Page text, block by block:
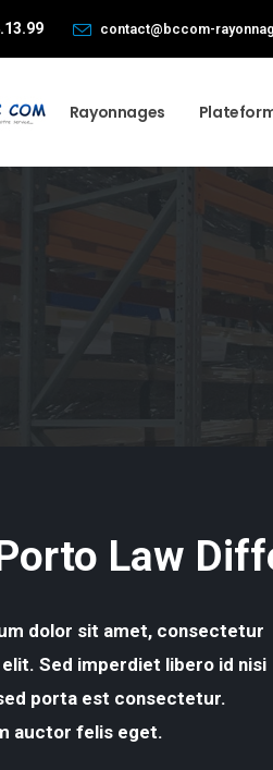
contact@bccom-
Rayonnages
Law
dolor sit amet, consectetur
Sed imperdiet libero id nisi
porta est consectetur.
auctor felis eget.